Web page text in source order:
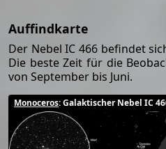
Auffindkarte
Der Nebel IC 466 befindet
Die beste Zeit für die
von September bis Juni.
Monoceros: Galaktischer Nebel IC